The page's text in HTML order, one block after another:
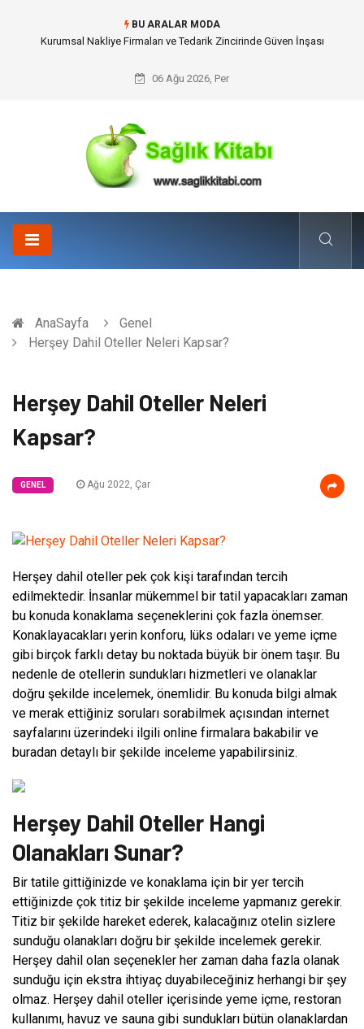
BU ARALAR MODA
Dalaman Kalkan Transfer: Kişiselleştirilmiş Hizmet Ve Uç Nokta Konforu
06 Ağu 2026, Per
AnaSayfa
Genel
Herşey Dahil Oteller Neleri Kapsar?
Herşey Dahil Oteller Neleri
Kapsar?
GENEL Ağu 2022, Çar
Herşey dahil oteller pek çok kişi tarafından tercih
edilmektedir. İnsanlar mükemmel bir tatil yapacakları zaman
bu konuda konaklama seçeneklerini çok fazla önemser.
Konaklayacakları yerin konforu, lüks odaları ve yeme içme
gibi birçok farklı detay bu noktada büyük bir önem taşır. Bu
nedenle de otellerin sundukları hizmetleri ve olanaklar
doğru şekilde incelemek, önemlidir. Bu konuda bilgi almak
ve merak ettiğiniz soruları sorabilmek açısından internet
sayfalarını üzerindeki ilgili online firmalara bakabilir ve
buradan detaylı bir şekilde inceleme yapabilirsiniz.
Herşey Dahil Oteller Hangi
Olanakları Sunar?
Bir tatile gittiğinizde ve konaklama için bir yer tercih
ettiğinizde çok titiz bir şekilde inceleme yapmanız gerekir.
Titiz bir şekilde hareket ederek, kalacağınız otelin sizlere
sunduğu olanakları doğru bir şekilde incelemek gerekir.
Herşey dahil olan seçenekler her zaman daha fazla olanak
sunduğu için ekstra ihtiyaç duyabileceğiniz herhangi bir şey
olmaz. Herşey dahil oteller içerisinde yeme içme, restoran
kullanımı, havuz ve sauna gibi sundukları bütün olanaklardan